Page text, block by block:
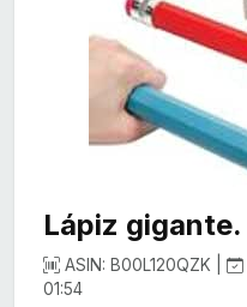
Lápiz gigante.
ASIN: B00L120QZK |
01:54